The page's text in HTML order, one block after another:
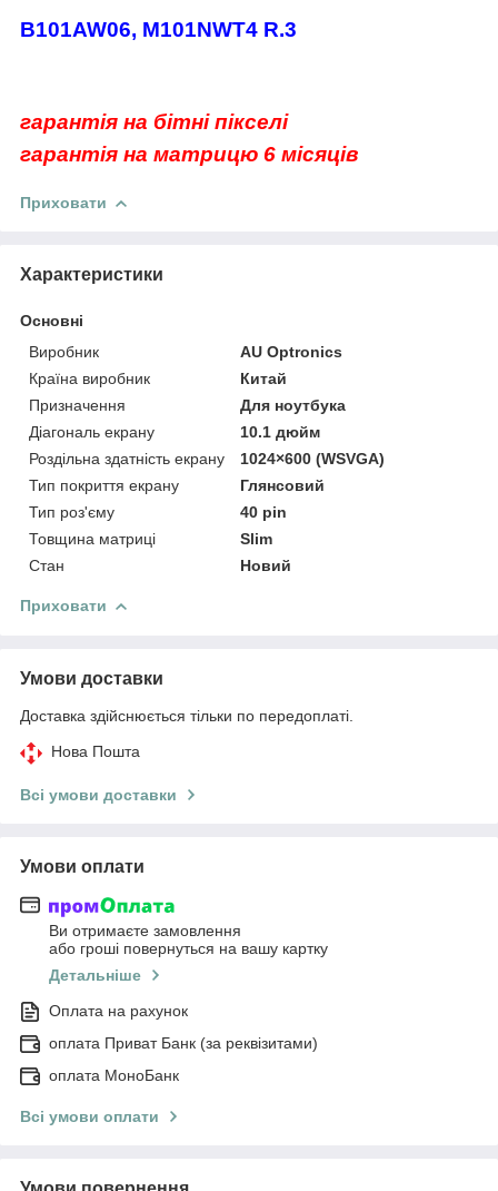
B101AW06, M101NWT4 R.3
гарантія на бітні пікселі
гарантія на матрицю 6 місяців
Приховати
Характеристики
Основні
Виробник
AU Optronics
Країна виробник
Китай
Призначення
Для ноутбука
Діагональ екрану
10.1 дюйм
Роздільна здатність екрану
1024×600 (WSVGA)
Тип покриття екрану
Глянсовий
Тип роз'єму
40 pin
Товщина матриці
Slim
Стан
Новий
Приховати
Умови доставки
Доставка здійснюється тільки по передоплаті.
Нова Пошта
Всі умови доставки
Умови оплати
Ви отримаєте замовлення
або гроші повернуться на вашу картку
Детальніше
Оплата на рахунок
оплата Приват Банк (за реквізитами)
оплата МоноБанк
Всі умови оплати